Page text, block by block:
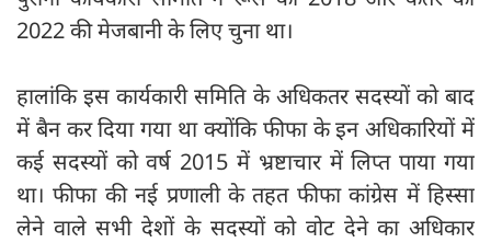
2022 की मेजबानी के लिए चुना था।
हालांकि इस कार्यकारी समिति के अधिकतर सदस्यों को बाद
में बैन कर दिया गया था क्योंकि फीफा के इन अधिकारियों में
कई सदस्यों को वर्ष 2015 में भ्रष्टाचार में लिप्त पाया गया
था। फीफा की नई प्रणाली के तहत फीफा कांग्रेस में हिस्सा
लेने वाले सभी देशों के सदस्यों को वोट देने का अधिकार